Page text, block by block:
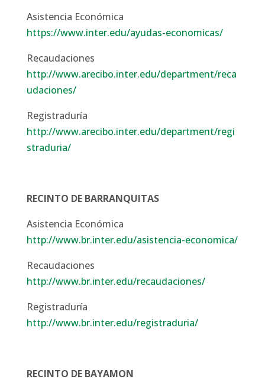
Asistencia Económica
https://www.inter.edu/ayudas-economicas/
Recaudaciones
http://www.arecibo.inter.edu/department/reca
udaciones/
Registraduría
http://www.arecibo.inter.edu/department/regi
straduria/
RECINTO DE BARRANQUITAS
Asistencia Económica
http://www.br.inter.edu/asistencia-economica/
Recaudaciones
http://www.br.inter.edu/recaudaciones/
Registraduría
http://www.br.inter.edu/registraduria/
RECINTO DE BAYAMON